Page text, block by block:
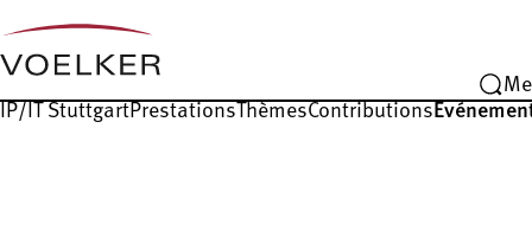
IP/IT StuttgartPrestationsThèmesContributions